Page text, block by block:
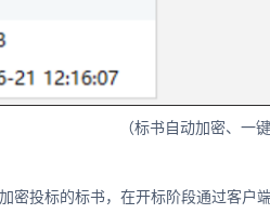
（标书自动加密、一键
密投标的标书，在开标阶段通过客户